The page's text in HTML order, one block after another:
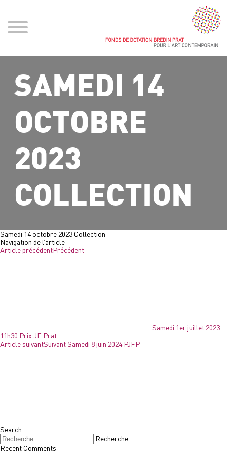
SAMEDI 14
OCTOBRE
2023
COLLECTION
Samedi 14 octobre 2023 Collection
Navigation de l’article
Article précédentPrécédent
Samedi 1er juillet 2023
11h30 Prix JF Prat
Article suivantSuivantSamedi 8 juin 2024 PJFP
Search
Recherche
Recent Comments